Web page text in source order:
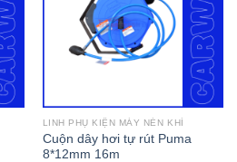
LINH PHỤ KIỆN MÁY NÉN KHÍ
Cuộn dây hơi tự rút Puma
8*12mm 16m